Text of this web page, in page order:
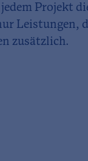
Projekt
Leistungen,
zusätzlich.